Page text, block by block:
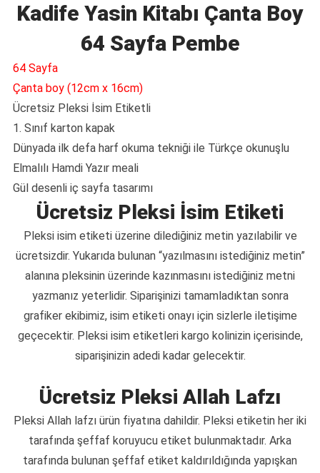
Kadife Yasin Kitabı Çanta Boy
64 Sayfa Pembe
64 Sayfa
Çanta boy (12cm x 16cm)
Ücretsiz Pleksi İsim Etiketli
1. Sınıf karton kapak
Dünyada ilk defa harf okuma tekniği ile Türkçe okunuşlu
Elmalılı Hamdi Yazır meali
Gül desenli iç sayfa tasarımı
Ücretsiz Pleksi İsim Etiketi
Pleksi isim etiketi üzerine dilediğiniz metin yazılabilir ve
ücretsizdir. Yukarıda bulunan “yazılmasını istediğiniz metin”
alanına pleksinin üzerinde kazınmasını istediğiniz metni
yazmanız yeterlidir. Siparişinizi tamamladıktan sonra
grafiker ekibimiz, isim etiketi onayı için sizlerle iletişime
geçecektir. Pleksi isim etiketleri kargo kolinizin içerisinde,
siparişinizin adedi kadar gelecektir.
Ücretsiz Pleksi Allah Lafzı
Pleksi Allah lafzı ürün fiyatına dahildir. Pleksi etiketin her iki
tarafında şeffaf koruyucu etiket bulunmaktadır. Arka
tarafında bulunan şeffaf etiket kaldırıldığında yapışkan